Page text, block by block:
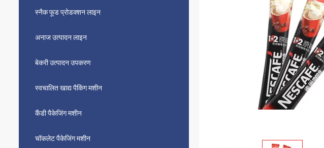
स्नैक फूड प्रोडक्शन लाइन
अनाज उत्पादन लाइन
बेकरी उत्पादन उपकरण
स्वचालित खाद्य पैकिंग मशीन
कैंडी पैकेजिंग मशीन
चॉकलेट पैकेजिंग मशीन